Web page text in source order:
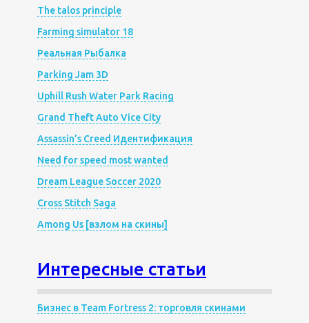
The talos principle
Farming simulator 18
Реальная Рыбалка
Parking Jam 3D
Uphill Rush Water Park Racing
Grand Theft Auto Vice City
Assassin’s Creed Идентификация
Need for speed most wanted
Dream League Soccer 2020
Cross Stitch Saga
Among Us [взлом на скины]
Интересные статьи
Бизнес в Team Fortress 2: торговля скинами